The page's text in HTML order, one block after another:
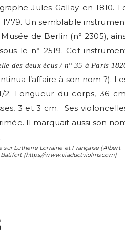
Jules Gallay en 1810.
Un semblable
de Berlin (n° 2305),
le n° 2519. Cet
des deux écus / n° 35 à Paris
l’affaire à son nom ?).
Longueur du corps, 36
3 et 3 cm. Ses
Il marquait aussi son
sur Lutherie Lorraine et Française (Albert
Batifort(https://www.viaductviolins.com)